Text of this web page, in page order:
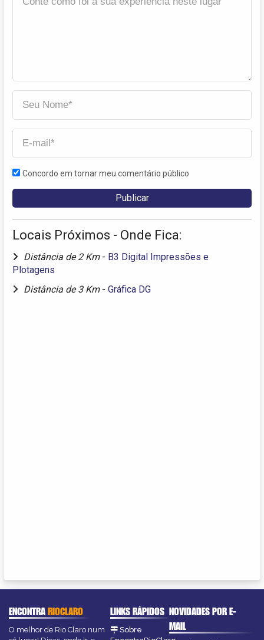
Concordo em tornar meu comentário público
Locais Próximos - Onde Fica:
Distância de 2 Km - B3 Digital Impressões e
Plotagens
Distância de 3 Km - Gráfica DG
ENCONTRARIOCLARO
O melhor de Rio Claro num
LINKS RÁPIDOS
Sobre
NOVIDADES POR E-
MAIL